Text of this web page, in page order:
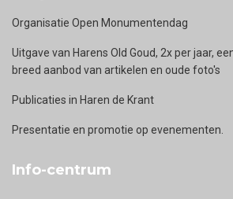
Organisatie Open Monumentendag
Uitgave van Harens Old Goud, 2x per jaar,
breed aanbod van artikelen en oude foto's
Publicaties in Haren de Krant
Presentatie en promotie op evenementen.
Info-centrum